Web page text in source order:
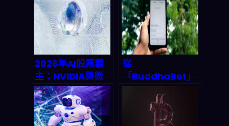
2026年AI股票霸
主：NVIDIA與微
軟的萬億市場爭霸
戰
從
「BuddhaBot」
到「AI耶穌」：
2026 年信仰類聊
天機器人為何會